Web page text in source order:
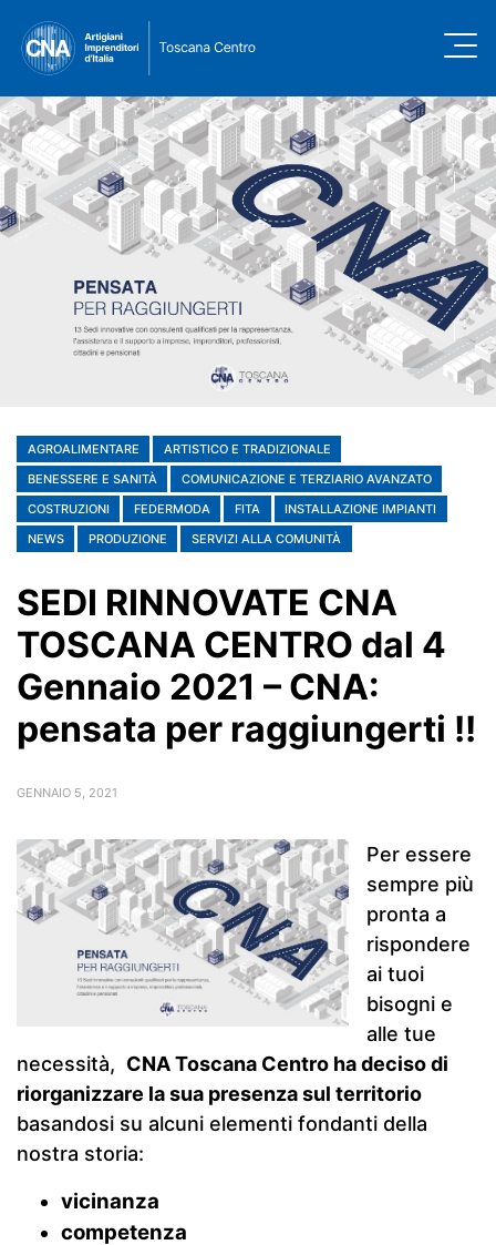
AGROALIMENTARE
ARTISTICO E TRADIZIONALE
BENESSERE E SANITÀ
COMUNICAZIONE E TERZIARIO AVANZATO
COSTRUZIONI
FEDERMODA FITA
INSTALLAZIONE IMPIANTI
NEWS
PRODUZIONE SERVIZI ALLA COMUNITÀ
SEDI RINNOVATE CNA
TOSCANA CENTRO dal 4
Gennaio 2021 – CNA:
pensata per raggiungerti !!
GENNAIO 5, 2021
Per essere
sempre più
pronta a
rispondere
ai tuoi
bisogni e
alle tue
necessità, CNA Toscana Centro ha deciso di
riorganizzare la sua presenza sul territorio
basandosi su alcuni elementi fondanti della
nostra storia:
vicinanza
competenza